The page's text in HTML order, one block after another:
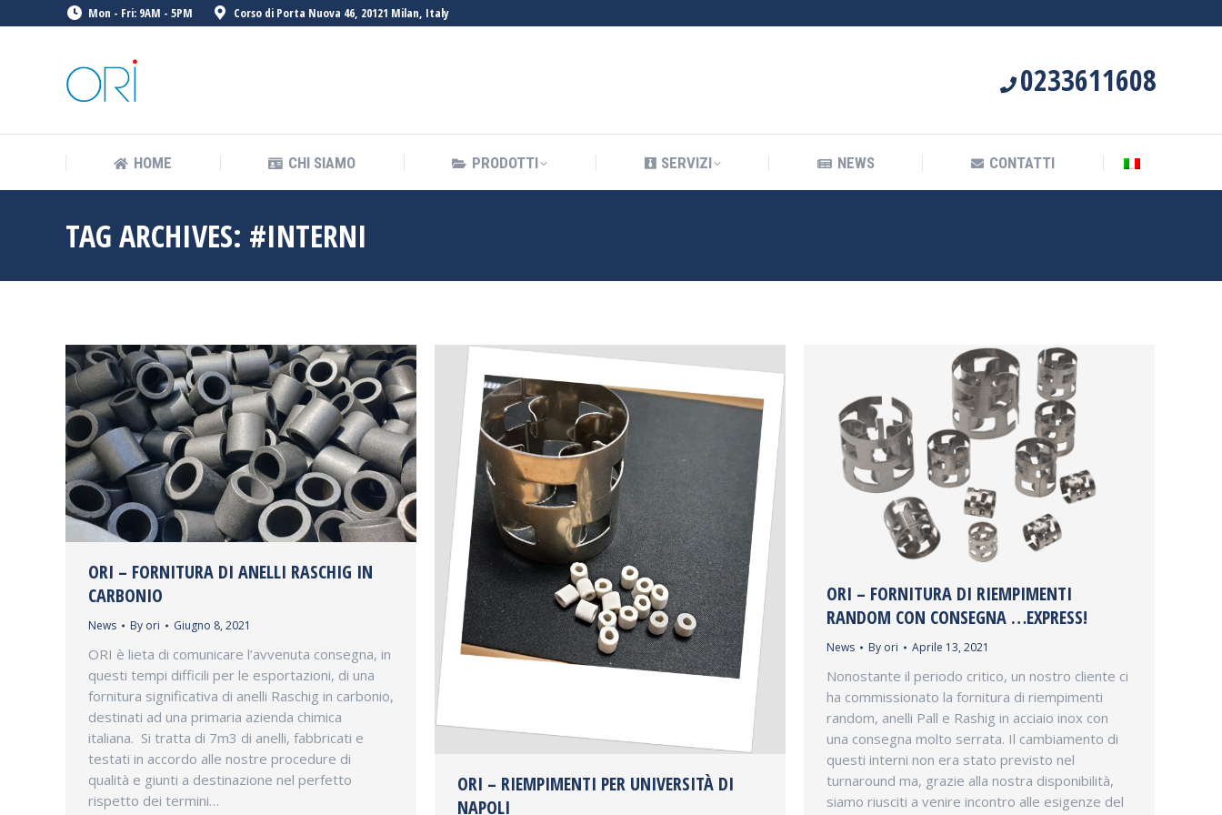
Mon - Fri: 9AM - 5PM Corso di Porta Nuova 46, 20121 Milan, Italy
0233611608
HOME CHI SIAMO PRODOTTI SERVIZI NEWS CONTATTI
TAG ARCHIVES: #INTERNI
ORI – FORNITURA DI ANELLI RASCHIG IN
CARBONIO
News By ori Giugno 8, 2021
ORI è lieta di comunicare l’avvenuta consegna, in
questi tempi difficili per le esportazioni, di una
fornitura significativa di anelli Raschig in carbonio,
destinati ad una primaria azienda chimica
italiana. Si tratta di 7m3 di anelli, fabbricati e
testati in accordo alle nostre procedure di
qualità e giunti a destinazione nel perfetto
rispetto dei termini…
ORI – RIEMPIMENTI PER UNIVERSITÀ DI
NAPOLI
ORI – FORNITURA DI RIEMPIMENTI
RANDOM CON CONSEGNA …EXPRESS!
News By ori Aprile 13, 2021
Nonostante il periodo critico, un nostro cliente ci
ha commissionato la fornitura di riempimenti
random, anelli Pall e Rashig in acciaio inox con
una consegna molto serrata. Il cambiamento di
questi interni non era stato previsto nel
turnaround ma, grazie alla nostra disponibilità,
siamo riusciti a venire incontro alle esigenze del
HOME CHI SIAMO PRODOTTI SERVIZI NEWS CONTATTI